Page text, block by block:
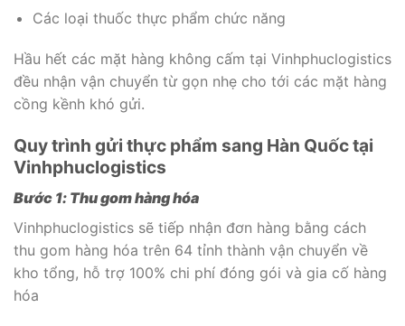
Các loại thuốc thực phẩm chức năng
Hầu hết các mặt hàng không cấm tại Vinhphuclogistics
đều nhận vận chuyển từ gọn nhẹ cho tới các mặt hàng
cồng kềnh khó gửi.
Quy trình gửi thực phẩm sang Hàn Quốc tại
Vinhphuclogistics
Bước 1: Thu gom hàng hóa
Vinhphuclogistics sẽ tiếp nhận đơn hàng bằng cách
thu gom hàng hóa trên 64 tỉnh thành vận chuyển về
kho tổng, hỗ trợ 100% chi phí đóng gói và gia cố hàng
hóa